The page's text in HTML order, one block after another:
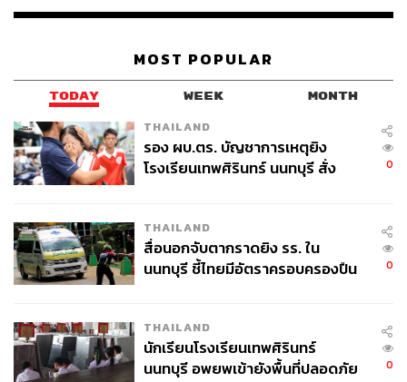
MOST POPULAR
TODAY WEEK MONTH
THAILAND
รอง ผบ.ตร. บัญชาการเหตุยิง
โรงเรียนเทพศิรินทร์ นนทบุรี สั่ง
0
THAILAND
สื่อนอกจับตากราดยิง รร. ใน
นนทบุรี ชี้ไทยมีอัตราครอบครองปืน
0
THAILAND
นักเรียนโรงเรียนเทพศิรินทร์
นนทบุรี อพยพเข้ายังพื้นที่ปลอดภัย
0